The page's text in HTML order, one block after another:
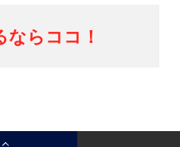
らココ！